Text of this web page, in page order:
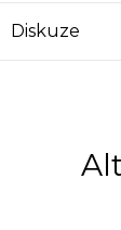
Diskuze